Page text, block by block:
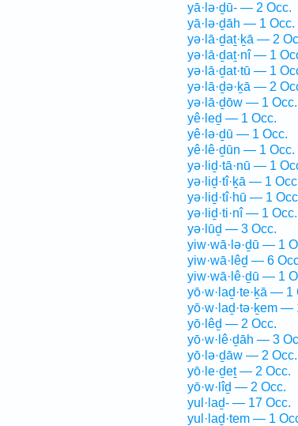
yā·lə·ḏū- — 2 Occ.
yā·lə·ḏāh — 1 Occ.
yə·lā·ḏaṯ·ḵā — 2
yə·lā·ḏaṯ·nî — 1
yə·lā·ḏat·tū — 1
yə·lā·ḏə·ḵā — 2
yə·lā·ḏōw — 1 Occ.
yê·leḏ — 1 Occ.
yê·lə·ḏū — 1 Occ.
yê·lê·ḏūn — 1 Occ.
yə·liḏ·tā·nū — 1
yə·liḏ·tî·ḵā — 1
yə·liḏ·tî·hū — 1
yə·liḏ·ti·nî — 1 Occ.
yə·lūḏ — 3 Occ.
yiw·wā·lə·ḏū — 1
yiw·wā·lêḏ — 6
yiw·wā·lê·ḏū — 1
yō·w·laḏ·te·ḵā — 1
yō·w·laḏ·tə·ḵem —
yō·lêḏ — 2 Occ.
yō·w·lê·ḏāh — 3
yō·lə·ḏāw — 2 Occ.
yō·le·ḏeṯ — 2 Occ.
yō·w·lîḏ — 2 Occ.
yul·laḏ- — 17 Occ.
yul·laḏ·tem — 1